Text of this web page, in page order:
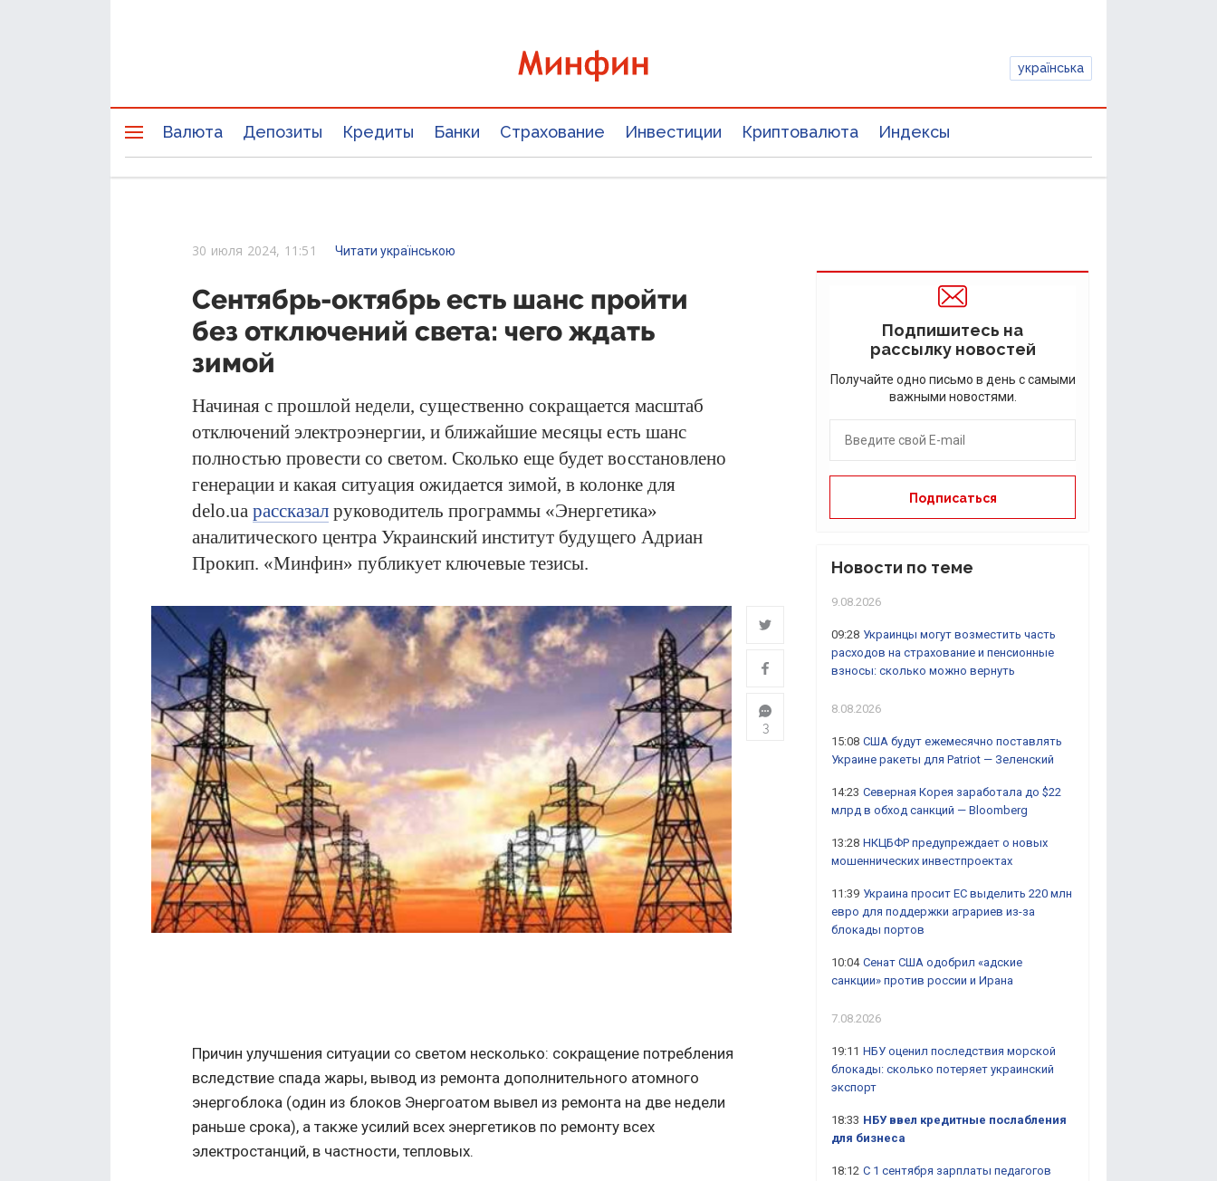
українська
Валюта Депозиты Кредиты Банки Страхование Инвестиции Криптовалюта Индексы
30 июля 2024, 11:51 Читати українською
Сентябрь-октябрь есть шанс пройти
без отключений света: чего ждать
зимой
Начиная с прошлой недели, существенно сокращается масштаб
отключений электроэнергии, и ближайшие месяцы есть шанс
полностью провести со светом. Сколько еще будет восстановлено
генерации и какая ситуация ожидается зимой, в колонке для
delo.ua рассказал руководитель программы «Энергетика»
аналитического центра Украинский институт будущего Адриан
Прокип. «Минфин» публикует ключевые тезисы.
3
Причин улучшения ситуации со светом несколько: сокращение потребления
вследствие спада жары, вывод из ремонта дополнительного атомного
энергоблока (один из блоков Энергоатом вывел из ремонта на две недели
раньше срока), а также усилий всех энергетиков по ремонту всех
электростанций, в частности, тепловых.
Подпишитесь на
рассылку новостей
Получайте одно письмо в день с самыми
важными новостями.
Новости по теме
9.08.2026
09:28 Украинцы могут возместить часть
расходов на страхование и пенсионные
взносы: сколько можно вернуть
8.08.2026
15:08 США будут ежемесячно поставлять
Украине ракеты для Patriot — Зеленский
14:23 Северная Корея заработала до $22
млрд в обход санкций — Bloomberg
13:28 НКЦБФР предупреждает о новых
мошеннических инвестпроектах
11:39 Украина просит ЕС выделить 220 млн
евро для поддержки аграриев из-за
блокады портов
10:04 Сенат США одобрил «адские
санкции» против россии и Ирана
7.08.2026
19:11 НБУ оценил последствия морской
блокады: сколько потеряет украинский
экспорт
18:33 НБУ ввел кредитные послабления
для бизнеса
18:12 С 1 сентября зарплаты педагогов